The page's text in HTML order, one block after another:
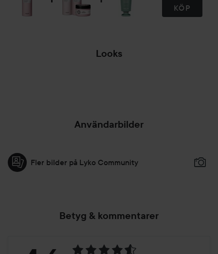
KÖP
Looks
Användarbilder
Fler bilder på Lyko Community
Betyg & kommentarer